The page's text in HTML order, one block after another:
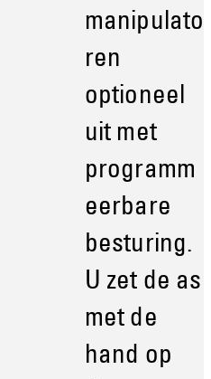
manipulato
ren
optioneel
uit met
programm
eerbare
besturing.
U zet de as
met de
hand op